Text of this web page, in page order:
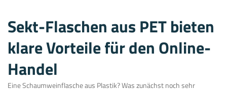
Sekt-Flaschen aus PET bieten
klare Vorteile für den Online-
Handel
Eine Schaumweinflasche aus Plastik? Was zunächst noch sehr